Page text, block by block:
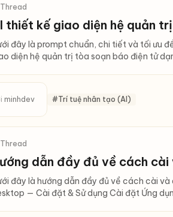
thiết kế giao diện hệ quản
đây là prompt chuẩn, chi tiết và tối ưu
diện hệ quản trị tòa soạn báo điện tử
minhdev #Trí tuệ nhân tạo (AI)
dẫn đầy đủ về cách
đây là hướng dẫn đầy đủ về cách cài
— Cài đặt & Sử dụng Cài đặt Ứng